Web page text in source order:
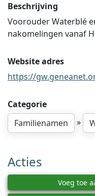
Beschrijving
Voorouder Waterblé
nakomelingen vanaf
Website adres
https://
Categorie
Familienamen
»
Acties
Voeg toe